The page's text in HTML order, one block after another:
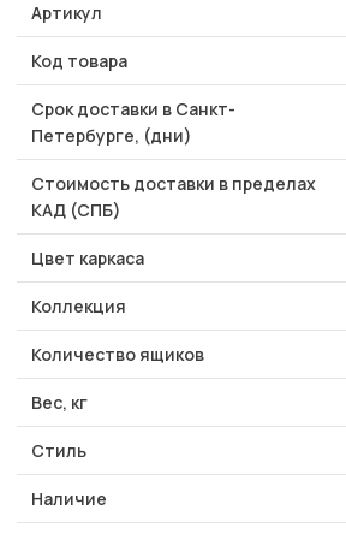
Артикул
Код товара
Срок доставки в Санкт-
Петербурге, (дни)
Стоимость доставки в пределах
КАД (СПБ)
Цвет каркаса
Коллекция
Количество ящиков
Вес, кг
Стиль
Наличие